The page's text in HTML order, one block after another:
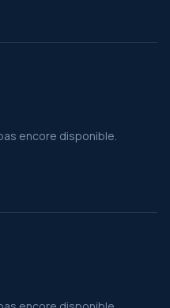
encore disponible.